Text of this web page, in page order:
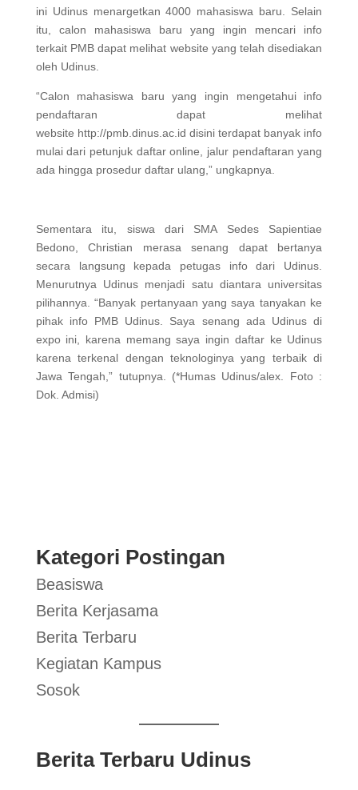
ini Udinus menargetkan 4000 mahasiswa baru. Selain
itu, calon mahasiswa baru yang ingin mencari info
terkait PMB dapat melihat website yang telah disediakan
oleh Udinus.
“Calon mahasiswa baru yang ingin mengetahui info
pendaftaran dapat melihat
website http://pmb.dinus.ac.id disini terdapat banyak info
mulai dari petunjuk daftar online, jalur pendaftaran yang
ada hingga prosedur daftar ulang,” ungkapnya.
Sementara itu, siswa dari SMA Sedes Sapientiae
Bedono, Christian merasa senang dapat bertanya
secara langsung kepada petugas info dari Udinus.
Menurutnya Udinus menjadi satu diantara universitas
pilihannya. “Banyak pertanyaan yang saya tanyakan ke
pihak info PMB Udinus. Saya senang ada Udinus di
expo ini, karena memang saya ingin daftar ke Udinus
karena terkenal dengan teknologinya yang terbaik di
Jawa Tengah,” tutupnya. (*Humas Udinus/alex. Foto :
Dok. Admisi)
Kategori Postingan
Beasiswa
Berita Kerjasama
Berita Terbaru
Kegiatan Kampus
Sosok
Berita Terbaru Udinus